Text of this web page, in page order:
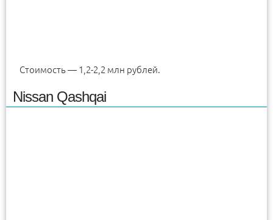
Стоимость — 1,2-2,2 млн рублей.
Nissan Qashqai